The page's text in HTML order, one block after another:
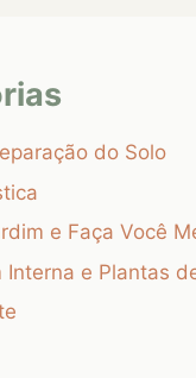
do Solo
e Faça Você
Interna e Plantas